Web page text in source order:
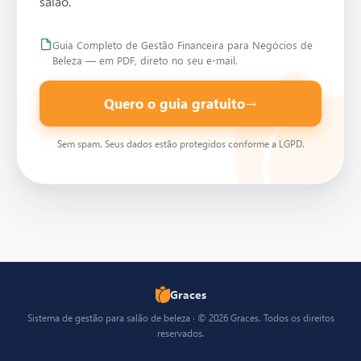
Guia Completo de Gestão Financeira para Negócios de
Beleza — em PDF, direto no seu e-mail.
Quero o guia gratuito→
Sem spam. Seus dados estão protegidos conforme a LGPD.
Graces
Sistema de gestão para salão de beleza · © 2026 Graces. Todos os direitos
reservados.